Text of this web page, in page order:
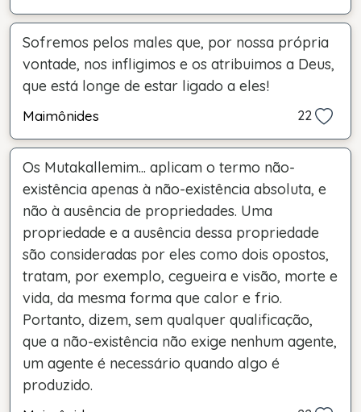
Sofremos pelos males que, por nossa própria
vontade, nos infligimos e os atribuimos a Deus,
que está longe de estar ligado a eles!
Maimônides 22
Os Mutakallemim... aplicam o termo não-
existência apenas à não-existência absoluta, e
não à ausência de propriedades. Uma
propriedade e a ausência dessa propriedade
são consideradas por eles como dois opostos,
tratam, por exemplo, cegueira e visão, morte e
vida, da mesma forma que calor e frio.
Portanto, dizem, sem qualquer qualificação,
que a não-existência não exige nenhum agente,
um agente é necessário quando algo é
produzido.